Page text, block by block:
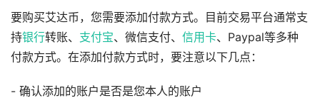
要购买艾达币，您需要添加付款方式。目前交易平台通常支
持银行转账、 支付宝、微信支付、 信用卡、Paypal等多种
付款方式。在添加付款方式时，要注意以下几点：
- 确认添加的账户是否是您本人的账户